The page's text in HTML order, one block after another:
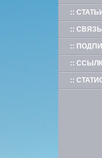
:: СТАТЬИ
:: СВЯЗЬ
::
::
::